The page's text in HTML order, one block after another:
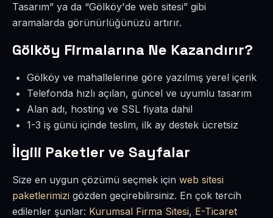
Tasarım” ya da “Gölköy'de web sitesi” gibi
aramalarda görünürlüğünüzü artırır.
Gölköy Firmalarına Ne Kazandırır?
Gölköy ve mahallelerine göre yazılmış yerel içerik
Telefonda hızlı açılan, güncel ve uyumlu tasarım
Alan adı, hosting ve SSL fiyata dahil
1-3 iş günü içinde teslim, ilk ay destek ücretsiz
İlgili Paketler ve Sayfalar
Size en uygun çözümü seçmek için web sitesi
paketlerimizi gözden geçirebilirsiniz. En çok tercih
edilenler şunlar: Kurumsal Firma Sitesi, E-Ticaret